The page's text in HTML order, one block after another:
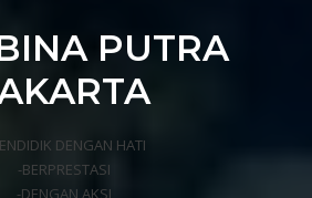
PUTRA
DENGAN HATI
-BERPRESTASI
-DENGAN AKSI